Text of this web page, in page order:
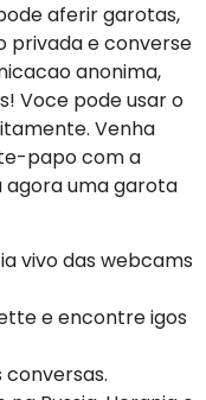
aferir garotas,
privada e converse
anonima,
Voce pode usar o
Venha
papo com a
uma garota
vivo das webcams
e encontre igos